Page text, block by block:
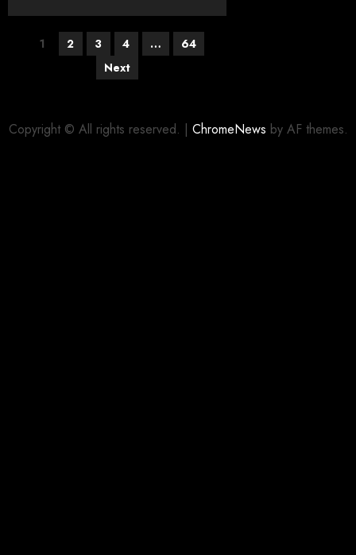
1 2 3 4 …
64
Next
Copyright © All rights reserved. | ChromeNews by AF themes.